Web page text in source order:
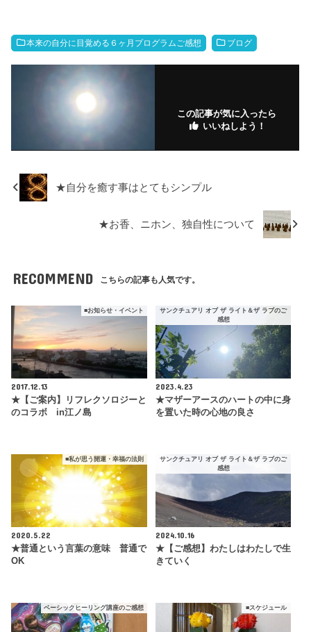
b
o
o
a
r
ar
.fr
n
M
ar
ks
本来の自分に目覚める６ヶ月プログラムご感想 ブログ
この記事が気に入ったら
いいねしよう！
★自分を癒す事はとてもシンプル
★お香、ニホン、独自性について
RECOMMEND こちらの記事も人気です。
■お知らせ・イベント
2017.12.13
★【ご案内】リフレクソロジーと
のコラボ in江ノ島
サンクチュアリ オブ ザ ライト＆ザ ラブのご
感想
2023.4.23
★マザーアースのハートの中に身
を置いた時の心地の良さ
■私が思う開運・幸福の法則
2020.5.22
★普通という言葉の意味 普通で
OK
サンクチュアリ オブ ザ ライト＆ザ ラブのご
感想
2024.10.16
★【ご感想】わたしはわたしで生
きていく
ベーシックヒーリング講座のご感想 ■スケジュール